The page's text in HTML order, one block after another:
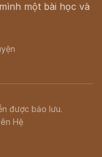
một bài học và
được bảo lưu.
Hệ